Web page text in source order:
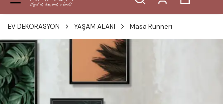
EV DEKORASYON YAŞAM ALANI Masa Runnerı